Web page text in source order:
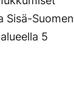
Sisä-Suomen
5